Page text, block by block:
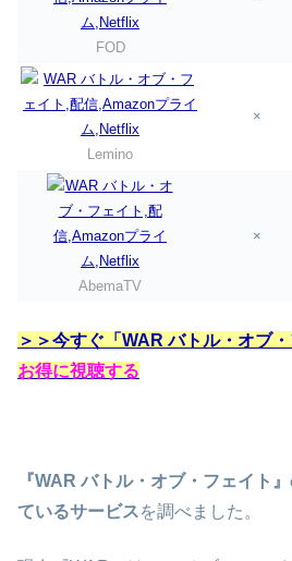
FOD
Lemino
×
AbemaTV
×
＞＞今すぐ「WAR バトル・オブ
お得に視聴する
『WAR バトル・オブ・フェイト
ているサービスを調べました。